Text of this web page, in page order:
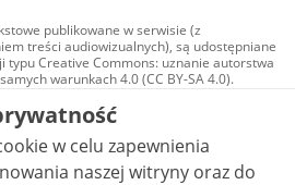
publikowane w serwisie (z
treści audiowizualnych), są udostępniane
typu Creative Commons: uznanie autorstwa
warunkach 4.0 (CC BY-SA 4.0).
audiowizualne, w tym zdjęcia, materiały
są udostępniane na licencji typu
uznanie autorstwa użycie
- bez utworów zależnych 4.0 (CC BY-
o ile nie jest to stwierdzone inaczej.
w celu zapewnienia
naszej witryny oraz do